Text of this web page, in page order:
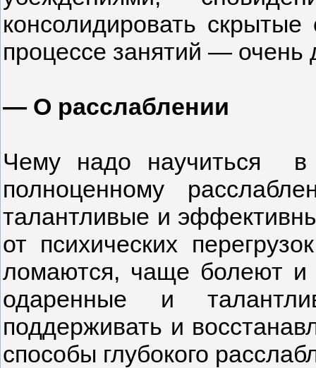
консолидировать
процессе занятий —
— О расслаблении
Чему надо научиться в
полноценному
талантливые и
от психических
ломаются, чаще болеют
одаренные и
поддерживать и
способы глубокого